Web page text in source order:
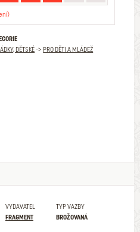
DĚTSKÉ->PRO DĚTI A MLÁDEŽ
VYDAVATEL
FRAGMENT
TYP VAZBY
BROŽOVANÁ